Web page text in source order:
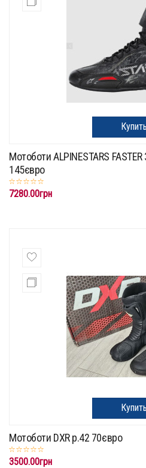
Купить
Мотоботи ALPINESTARS
145євро
7280.00грн
Купить
Мотоботи DXR p.42 70євро
3500.00грн